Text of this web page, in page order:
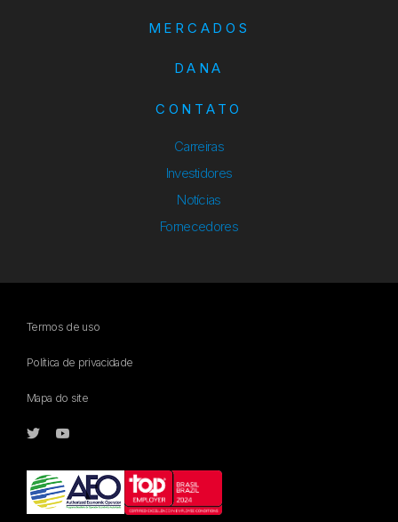
MERCADOS
DANA
CONTATO
Carreiras
Investidores
Notícias
Fornecedores
Termos de uso
Política de privacidade
Mapa do site